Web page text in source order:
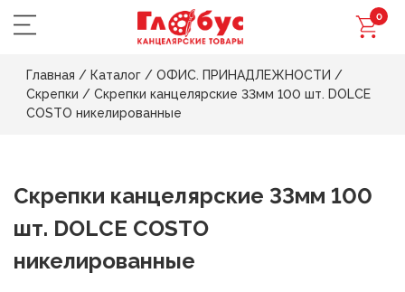
0
Главная / Каталог / ОФИС. ПРИНАДЛЕЖНОСТИ /
Скрепки / Скрепки канцелярские 33мм 100 шт. DOLCE
COSTO никелированные
Скрепки канцелярские 33мм 100
шт. DOLCE COSTO
никелированные